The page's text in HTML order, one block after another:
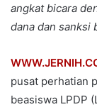
angkat bicara
dana dan sanksi
pusat perhatian
beasiswa LPDP